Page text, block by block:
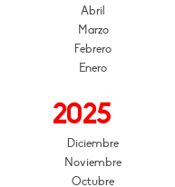
Abril
Marzo
Febrero
Enero
2025
Diciembre
Noviembre
Octubre